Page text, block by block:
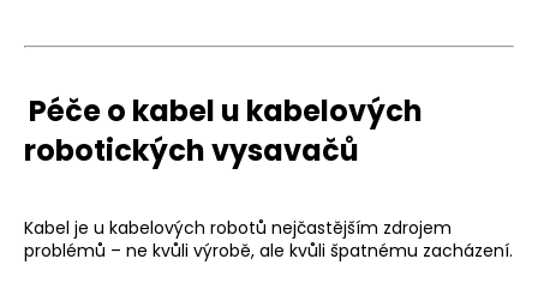
Péče o kabel u kabelových
robotických vysavačů
Kabel je u kabelových robotů nejčastějším zdrojem
problémů – ne kvůli výrobě, ale kvůli špatnému zacházení.